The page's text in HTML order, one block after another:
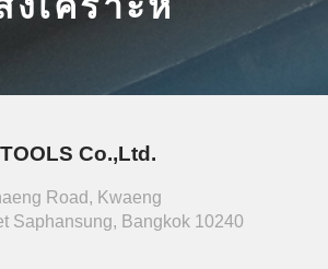
Co.,Ltd.
Road, Kwaeng
Saphansung, Bangkok 10240